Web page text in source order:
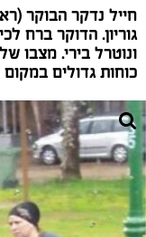
חייל נדקר הבוקר
גוריון. הדוקר ברח
ונוטרל בירי. מצבו
כוחות גדולים במקום